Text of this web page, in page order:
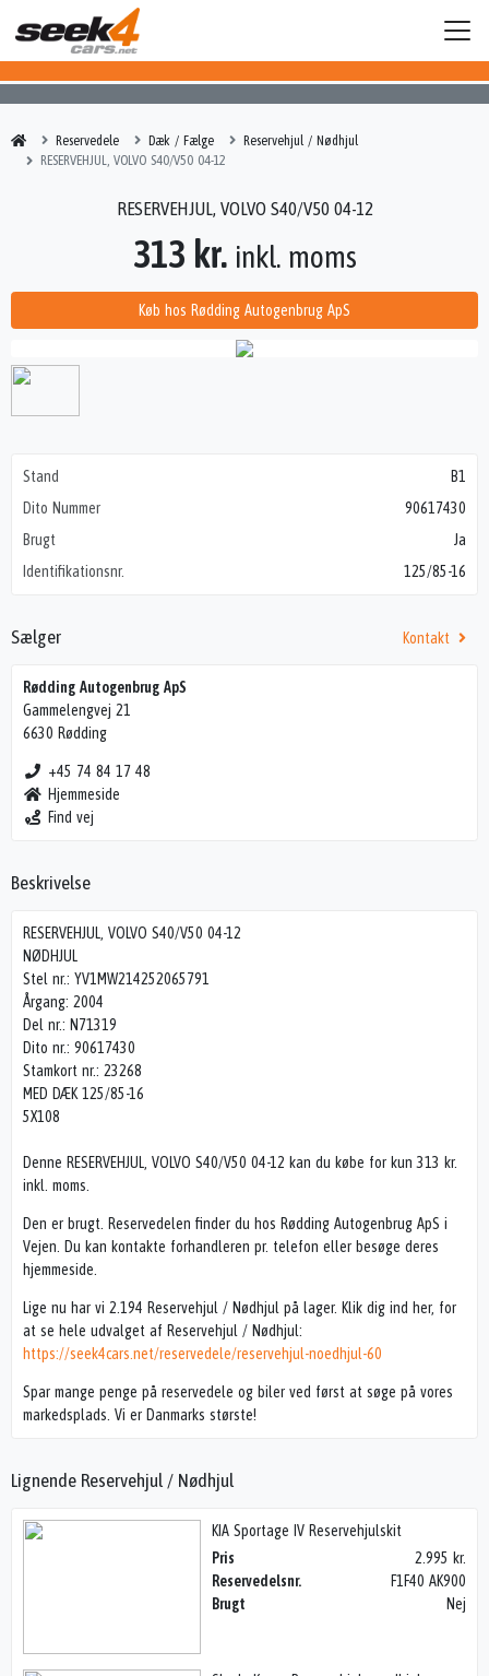
Reservedele Dæk / Fælge
Reservehjul / Nødhjul
RESERVEHJUL, VOLVO S40/V50 04-12
313 kr. inkl. moms
Køb hos Rødding Autogenbrug ApS
Stand
B1
Dito Nummer
90617430
Brugt
Ja
Identifikationsnr.
125/85-16
Sælger Kontakt
Rødding Autogenbrug ApS
Gammelengvej 21
6630 Rødding
+45 74 84 17 48
Hjemmeside
Find vej
Lignende Reservehjul / Nødhjul
KIA Sportage IV Reservehjulskit
Pris
2.995 kr.
Reservedelsnr.
F1F40 AK900
Brugt
Nej
RESERVEHJUL, VOLVO S40/V50 04-12
Beskrivelse
RESERVEHJUL, VOLVO S40/V50 04-12
NØDHJUL
Stel nr.: YV1MW214252065791
Årgang: 2004
Del nr.: N71319
Dito nr.: 90617430
Stamkort nr.: 23268
MED DÆK 125/85-16
5X108
Denne RESERVEHJUL, VOLVO S40/V50 04-12 kan du købe for kun 313 kr.
inkl. moms.
Den er brugt. Reservedelen finder du hos Rødding Autogenbrug ApS i
Vejen. Du kan kontakte forhandleren pr. telefon eller besøge deres
hjemmeside.
Lige nu har vi 2.194 Reservehjul / Nødhjul på lager. Klik dig ind her, for
at se hele udvalget af Reservehjul / Nødhjul:
https://seek4cars.net/reservedele/reservehjul-noedhjul-60
Spar mange penge på reservedele og biler ved først at søge på vores
markedsplads. Vi er Danmarks største!